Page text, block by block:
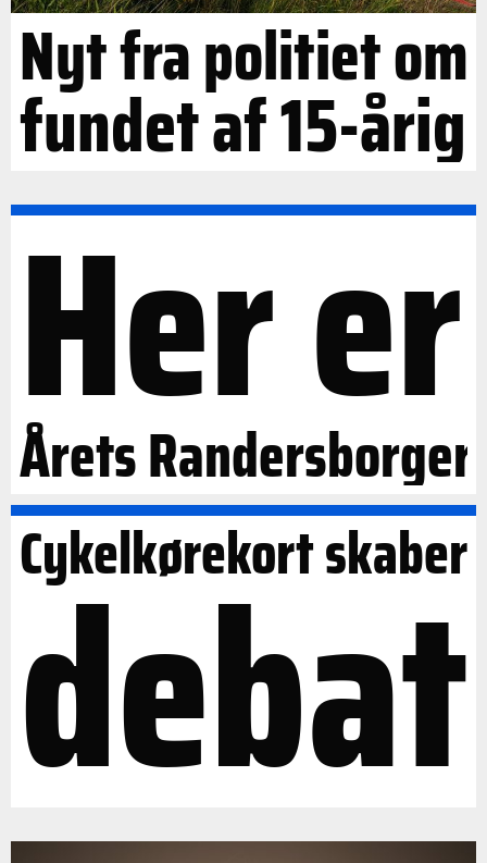
Nyt fra politiet om
fundet af 15-årig
Her er
Årets Randersborger
Cykelkørekort skaber
debat